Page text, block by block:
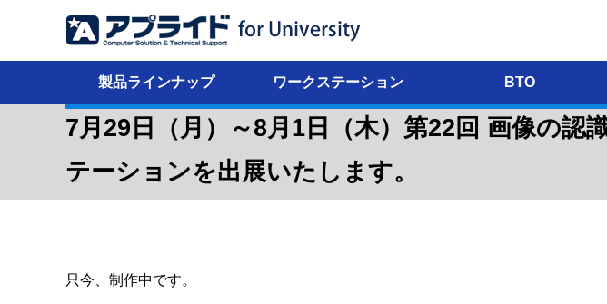
製品ラインナップ ワークステーション BTO
7月29日（月）～8月1日（木）第22回 画像の
テーションを出展いたします。
只今、制作中です。